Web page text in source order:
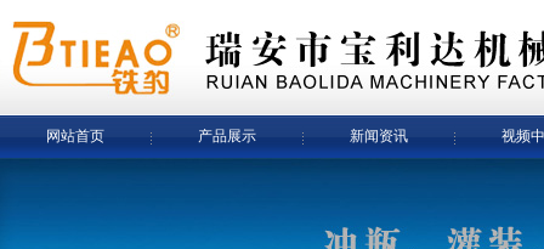
网站首页 产品展示 新闻资讯 视频